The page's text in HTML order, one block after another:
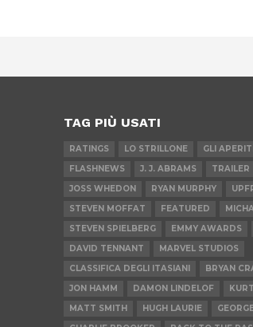
TAG PIÙ USATI
RATINGS LO STRILLONE GLI
FLASHNEWS
J. J. ABRAMS TRAILER
JOSS WHEDON
RYAN MURPHY
STEVEN MOFFAT
FEATURED
STEVEN SPIELBERG
EMMY AWARDS
DAVID TENNANT
MARVEL STUDIOS
CLASSIFICA DEGLI ITASIANI
BRYAN
JON HAMM
DAMON LINDELOF
MATT SMITH
HUGH LAURIE